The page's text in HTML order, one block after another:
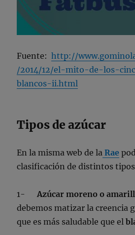
Fuente:http://
/2014/12/el-mito-de-los-
blancos-ii.html
Tipos de azúcar
En la misma web de la Rae
clasificación de distintos tipos
1-Azúcar moreno o
debemos matizar la creencia
que es más saludable que el